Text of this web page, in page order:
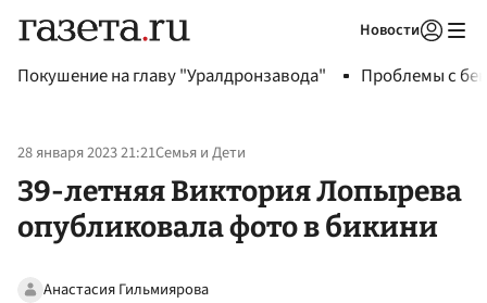
Новости
Покушение на главу "Уралдронзавода" Проблемы с
28 января 2023 21:21Семья и Дети
39-летняя Виктория Лопырева
опубликовала фото в бикини
Анастасия Гильмиярова